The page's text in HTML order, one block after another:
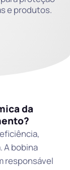
e produtos.
da
A bobina
responsável